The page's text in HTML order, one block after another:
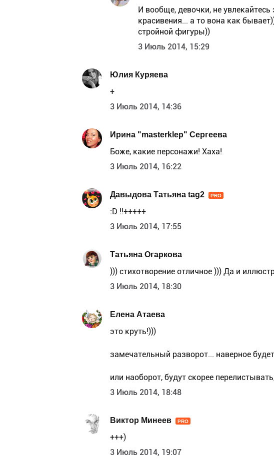
И вообще, девочки, не
красивения... а то вона как
стройной фигуры))
3 Июль 2014, 15:29
Юлия Куряева
+
3 Июль 2014, 14:36
Ирина "masterklep" Сергеева
Боже, какие персонажи! Хаха!
3 Июль 2014, 16:22
Давыдова Татьяна tag2 PRO
:D !!+++++
3 Июль 2014, 17:55
Татьяна Огаркова
))) стихотворение отличное ))) Да и
3 Июль 2014, 18:30
Елена Атаева
это круть!)))
замечательный разворот... наверное
или наоборот, будут скорее
3 Июль 2014, 18:48
Виктор Минеев PRO
+++)
3 Июль 2014, 19:07